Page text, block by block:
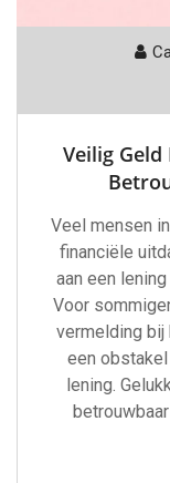
Veilig Geld
Veel mensen
financiële
aan een
Voor
vermelding bij
een obstakel
lening.